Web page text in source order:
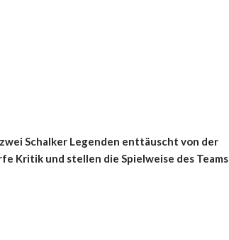
Schalker Legenden enttäuscht von der
Kritik und stellen die Spielweise des Teams